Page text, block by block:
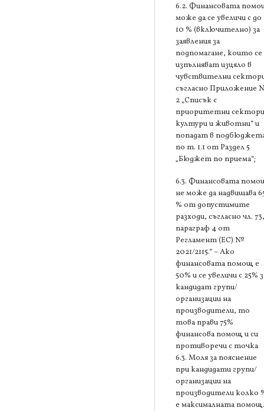
6.2. Финансовата
може да се увеличи с до
10 % (включително) за
заявления за
подпомагане, които се
изпълняват изцяло в
чувствителни
съгласно Приложение
2 „Списък с
приоритетни
култури и животни“ и
попадат в
по т. 1.1 от Раздел 5
„Бюджет по приема“;
6.3. Финансовата
не може да надвишава
% от допустимите
разходи, съгласно чл. 73,
параграф 4 от
Регламент (ЕС) №
2021/2115.“ – Ако
финансовата помощ е
50% и се увеличи с 25%
кандидат групи/
организации на
производители, то
това прави 75%
финансова помощ и си
противоречи с точка
6.3. Моля за пояснение
при кандидати групи/
организации на
производители колко
е максималната помощ.